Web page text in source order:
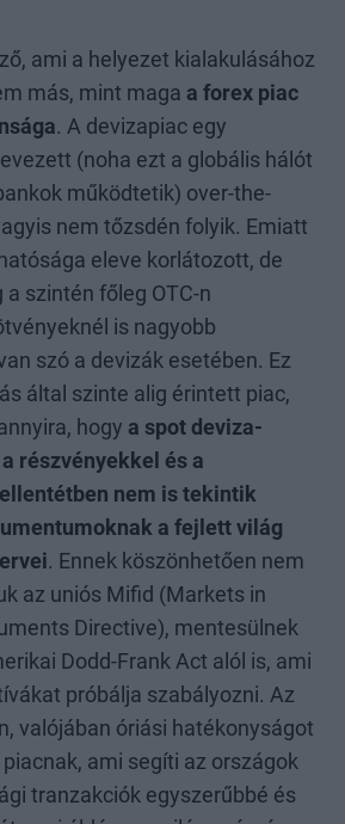
ami a helyezet kialakulásához
más, mint maga a forex piac
. A devizapiac egy
(noha ezt a globális hálót
működtetik) over-the-
nem tőzsdén folyik. Emiatt
eleve korlátozott, de
szintén főleg OTC-n
is nagyobb
szó a devizák esetében. Ez
által szinte alig érintett piac,
hogy a spot deviza-
részvényekkel és a
nem is tekintik
a fejlett világ
. Ennek köszönhetően nem
az uniós Mifid (Markets in
Directive), mentesülnek
Dodd-Frank Act alól is, ami
próbálja szabályozni. Az
valójában óriási hatékonyságot
ami segíti az országok
tranzakciók egyszerűbbé és